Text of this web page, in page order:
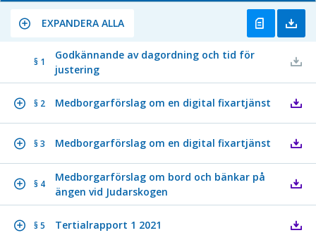
EXPANDERA ALLA
§ 1
Godkännande av dagordning och tid för
justering
§ 2 Medborgarförslag om en digital fixartjänst
§ 3 Medborgarförslag om en digital fixartjänst
§ 4
Medborgarförslag om bord och bänkar på
ängen vid Judarskogen
§ 5 Tertialrapport 1 2021